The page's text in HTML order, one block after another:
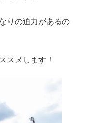
りの迫力があるの
スメします！